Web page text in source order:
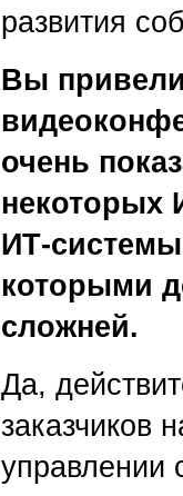
развития
Вы
очень
некоторых
которыми
сложней.
Да,
заказчиков
управлении